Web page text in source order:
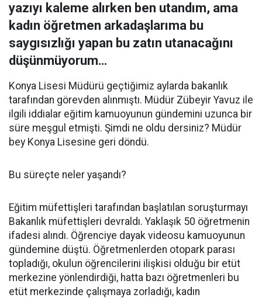
yazıyı kaleme alırken ben utandım, ama
kadın öğretmen arkadaşlarıma bu
saygısızlığı yapan bu zatın utanacağını
düşünmüyorum…
Konya Lisesi Müdürü geçtiğimiz aylarda bakanlık
tarafından görevden alınmıştı. Müdür Zübeyir Yavuz ile
ilgili iddialar eğitim kamuoyunun gündemini uzunca bir
süre meşgul etmişti. Şimdi ne oldu dersiniz? Müdür
bey Konya Lisesine geri döndü.
Bu süreçte neler yaşandı?
Eğitim müfettişleri tarafından başlatılan soruşturmayı
Bakanlık müfettişleri devraldı. Yaklaşık 50 öğretmenin
ifadesi alındı. Öğrenciye dayak videosu kamuoyunun
gündemine düştü. Öğretmenlerden otopark parası
topladığı, okulun öğrencilerini ilişkisi olduğu bir etüt
merkezine yönlendirdiği, hatta bazı öğretmenleri bu
etüt merkezinde çalışmaya zorladığı, kadın